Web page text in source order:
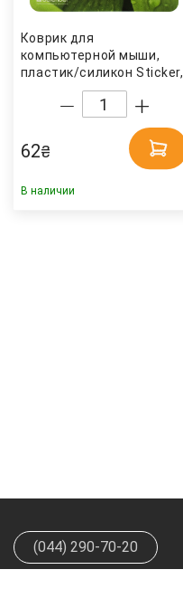
Коврик для
компьютерной мыши,
пластик/силикон Sticker,
220х180х0.4 мм, ассорт.
Defender
62₴
В наличии
(044) 290-70-20